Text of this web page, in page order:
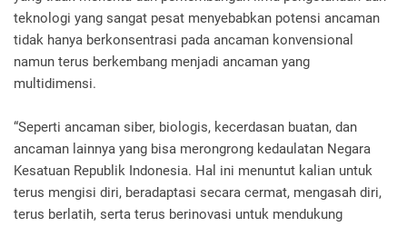
teknologi yang sangat pesat menyebabkan potensi ancaman
tidak hanya berkonsentrasi pada ancaman konvensional
namun terus berkembang menjadi ancaman yang
multidimensi.
“Seperti ancaman siber, biologis, kecerdasan buatan, dan
ancaman lainnya yang bisa merongrong kedaulatan Negara
Kesatuan Republik Indonesia. Hal ini menuntut kalian untuk
terus mengisi diri, beradaptasi secara cermat, mengasah diri,
terus berlatih, serta terus berinovasi untuk mendukung